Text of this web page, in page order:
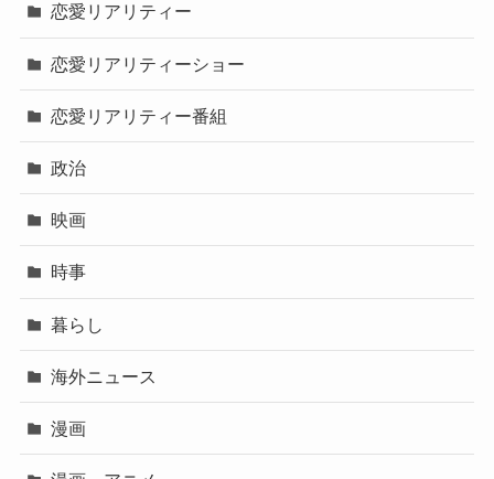
恋愛リアリティー
恋愛リアリティーショー
恋愛リアリティー番組
政治
映画
時事
暮らし
海外ニュース
漫画